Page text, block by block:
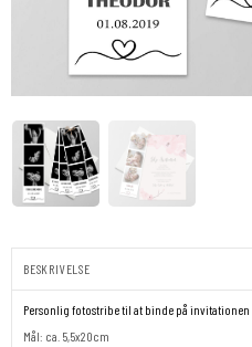
BESKRIVELSE
Personlig fotostribe til at binde på invitationen
Mål: ca. 5,5x20cm